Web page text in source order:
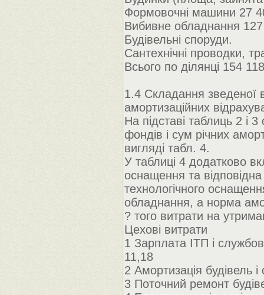
Формовочні машини 27
Вибивне обладнання
Будівельні споруди.
Сантехнічні проводки,
Всього по ділянці 154
1.4 Складання зведеної
амортизаційних
На підставі таблиць 2 і
фондів і сум річних
вигляді табл. 4.
У таблиці 4 додатково
оснащення та
технологічного
обладнання, а норма
? того витрати на
Цехові витрати
1 Зарплата ІТП і
11,18
2 Амортизація будівель
3 Поточний ремонт